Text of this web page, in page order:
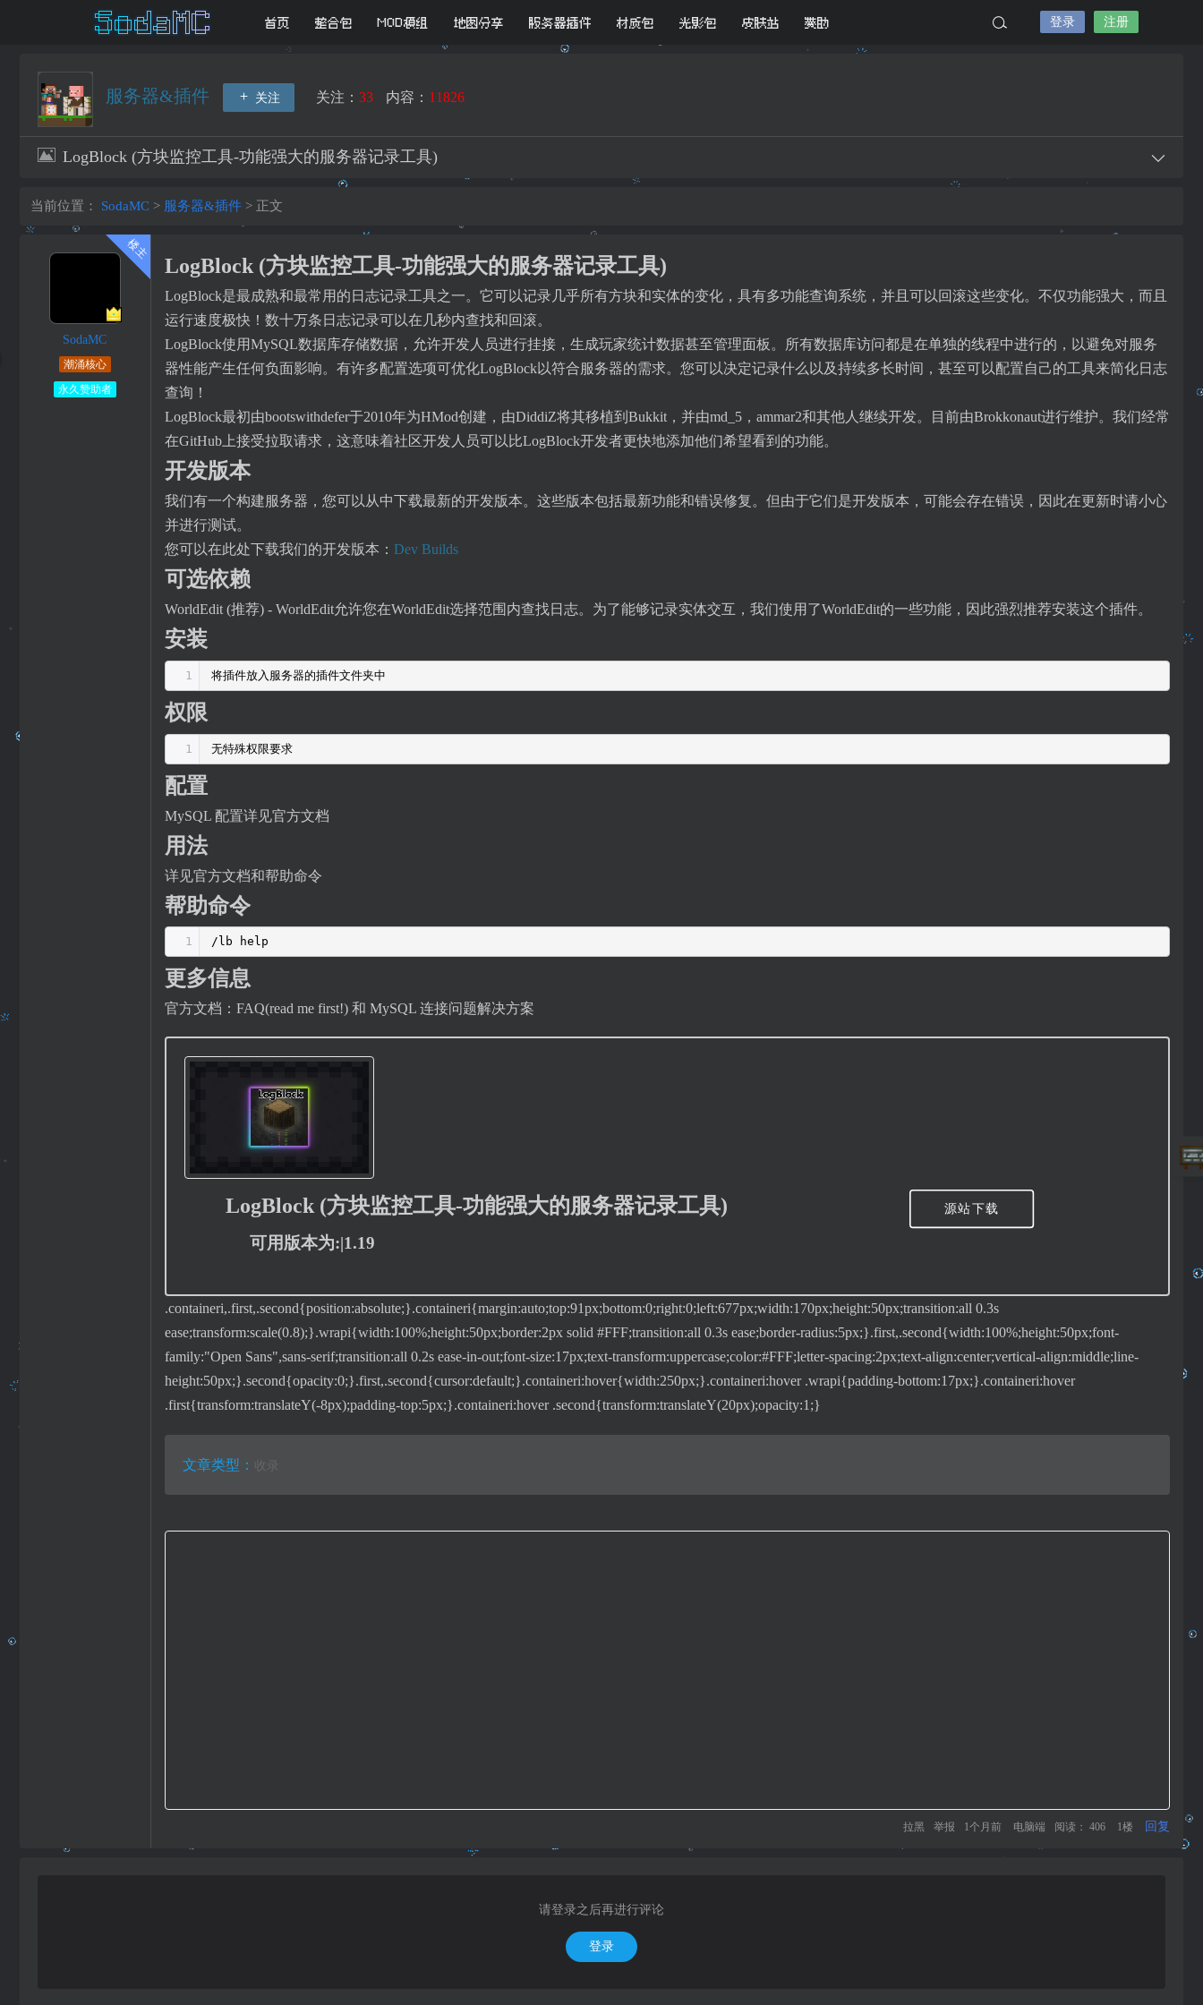
首页 整合包 MOD模组 地图分享 服务器插件 材质包 光影包 皮肤站 赞助 登录 注册
服务器&插件 关注 关注： 33 内容： 11826
LogBlock (方块监控工具-功能强大的服务器记录工具)
当前位置： SodaMC > 服务器&插件 > 正文
SodaMC
潮涌核心
永久赞助者
LogBlock (方块监控工具-功能强大的服务器记录工具)
LogBlock是最成熟和最常用的日志记录工具之一。它可以记录几乎所有方块和实体的变化，具有多功能查询系统，并且可以回滚这些变化。不仅功能强大，而且
运行速度极快！数十万条日志记录可以在几秒内查找和回滚。
LogBlock使用MySQL数据库存储数据，允许开发人员进行挂接，生成玩家统计数据甚至管理面板。所有数据库访问都是在单独的线程中进行的，以避免对服务
器性能产生任何负面影响。有许多配置选项可优化LogBlock以符合服务器的需求。您可以决定记录什么以及持续多长时间，甚至可以配置自己的工具来简化日志
查询！
LogBlock最初由bootswithdefer于2010年为HMod创建，由DiddiZ将其移植到Bukkit，并由md_5，ammar2和其他人继续开发。目前由Brokkonaut进行维护。我们经常
在GitHub上接受拉取请求，这意味着社区开发人员可以比LogBlock开发者更快地添加他们希望看到的功能。
开发版本
我们有一个构建服务器，您可以从中下载最新的开发版本。这些版本包括最新功能和错误修复。但由于它们是开发版本，可能会存在错误，因此在更新时请小心
并进行测试。
您可以在此处下载我们的开发版本： Dev Builds
可选依赖
WorldEdit (推荐) - WorldEdit允许您在WorldEdit选择范围内查找日志。为了能够记录实体交互，我们使用了WorldEdit的一些功能，因此强烈推荐安装这个插件。
安装
1 将插件放入服务器的插件文件夹中
权限
1 无特殊权限要求
配置
MySQL 配置详见官方文档
用法
详见官方文档和帮助命令
帮助命令
1 /lb help
更多信息
官方文档：FAQ(read me first!) 和 MySQL 连接问题解决方案
LogBlock (方块监控工具-功能强大的服务器记录工具)
可用版本为:|1.19
源站下载
.containeri,.first,.second{position:absolute;}.containeri{margin:auto;top:91px;bottom:0;right:0;left:677px;width:170px;height:50px;transition:all 0.3s
ease;transform:scale(0.8);}.wrapi{width:100%;height:50px;border:2px solid #FFF;transition:all 0.3s ease;border-radius:5px;}.first,.second{width:100%;height:50px;font-
family:"Open Sans",sans-serif;transition:all 0.2s ease-in-out;font-size:17px;text-transform:uppercase;color:#FFF;letter-spacing:2px;text-align:center;vertical-align:middle;line-
height:50px;}.second{opacity:0;}.first,.second{cursor:default;}.containeri:hover{width:250px;}.containeri:hover .wrapi{padding-bottom:17px;}.containeri:hover
.first{transform:translateY(-8px);padding-top:5px;}.containeri:hover .second{transform:translateY(20px);opacity:1;}
文章类型： 收录
拉黑 举报 1个月前 电脑端 阅读： 406 1楼 回复
请登录之后再进行评论
登录